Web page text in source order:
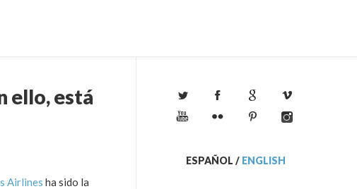
ello, está
Airlines ha sido la
ESPAÑOL / ENGLISH